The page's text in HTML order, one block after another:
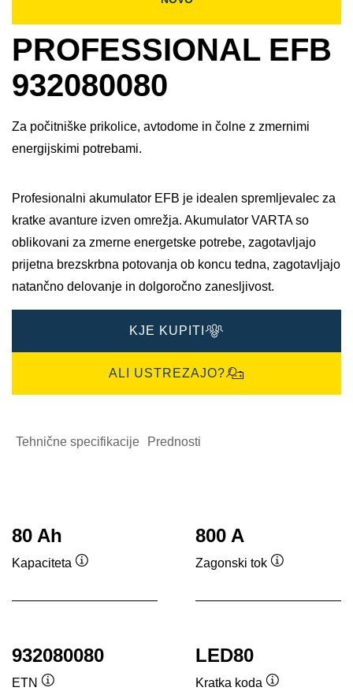
PROFESSIONAL EFB
932080080
Za počitniške prikolice, avtodome in čolne z zmernimi
energijskimi potrebami.
Profesionalni akumulator EFB je idealen spremljevalec za
kratke avanture izven omrežja. Akumulator VARTA so
oblikovani za zmerne energetske potrebe, zagotavljajo
prijetna brezskrbna potovanja ob koncu tedna, zagotavljajo
natančno delovanje in dolgoročno zanesljivost.
KJE KUPITI
ALI USTREZAJO?
Tehnične specifikacije Prednosti
80 Ah
Kapaciteta
800 A
Zagonski tok
932080080
ETN
LED80
Kratka koda